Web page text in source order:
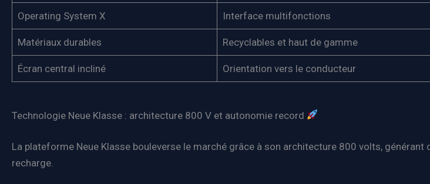
Operating System X Interface multifonctions
Matériaux durables Recyclables et haut de gamme
Écran central incliné Orientation vers le conducteur
Technologie Neue Klasse : architecture 800 V et autonomie record
La plateforme Neue Klasse bouleverse le marché grâce à son architecture 800 volts,
recharge.